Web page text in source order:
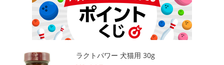
ラクトパワー 犬猫用 30g